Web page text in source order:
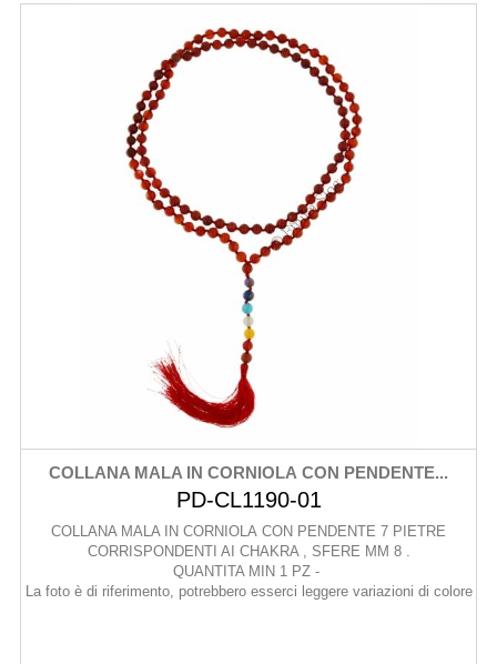
COLLANA MALA IN CORNIOLA CON PENDENTE...
PD-CL1190-01
COLLANA MALA IN CORNIOLA CON PENDENTE 7 PIETRE
CORRISPONDENTI AI CHAKRA , SFERE MM 8 .
QUANTITA MIN 1 PZ -
La foto è di riferimento, potrebbero esserci leggere variazioni di colore